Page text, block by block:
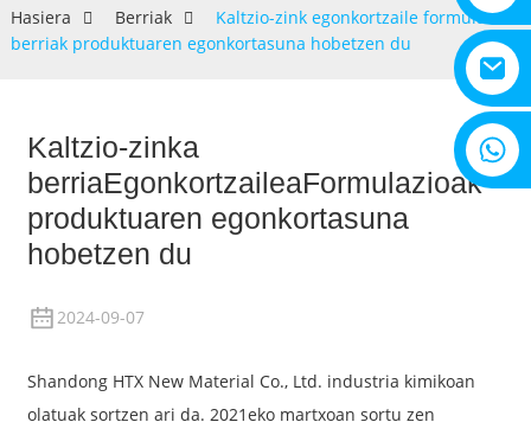
Hasiera Berriak
Kaltzio-zink egonkortzaile formulazio
berriak produktuaren egonkortasuna hobetzen du
Kaltzio-zinka
berriaEgonkortzaileaFormulazioak
produktuaren egonkortasuna
hobetzen du
2024-09-07
Shandong HTX New Material Co., Ltd. industria kimikoan
olatuak sortzen ari da. 2021eko martxoan sortu zen